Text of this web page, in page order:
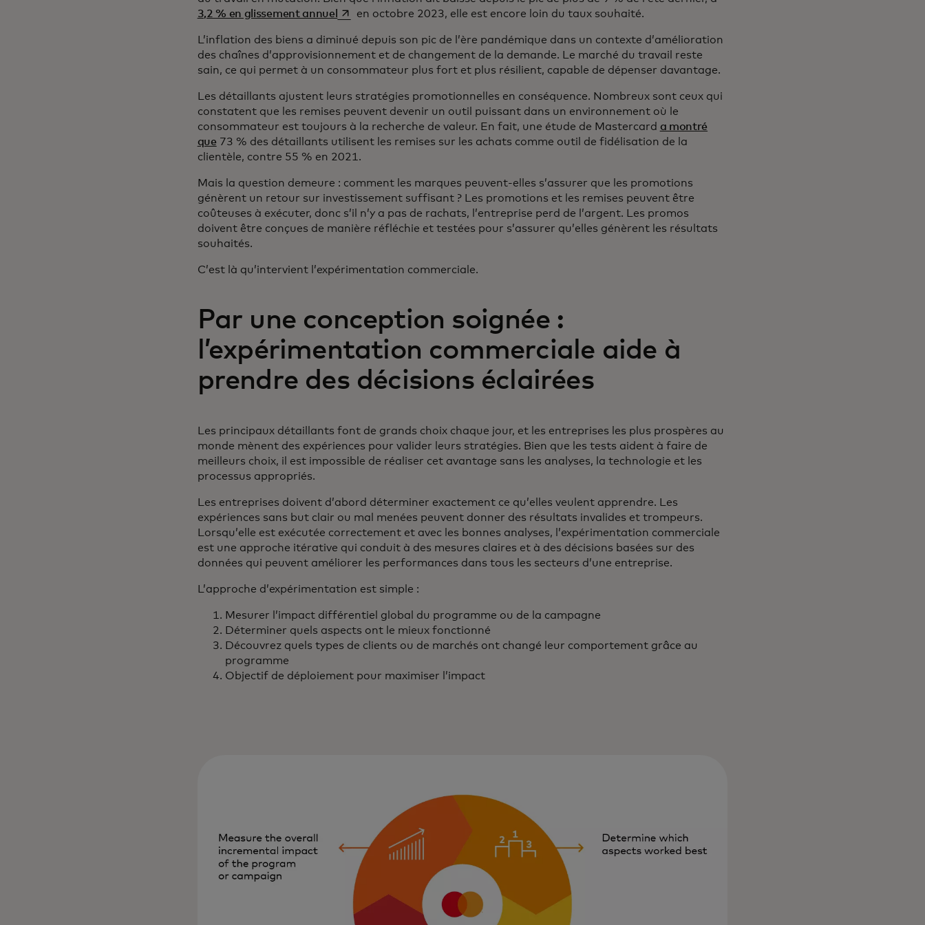
3,2 % en glissement annuel
s’ouvre dans un nouvel onglet
en octobre 2023, elle est encore loin du taux souhaité.
L’inflation des biens a diminué depuis son pic de l’ère pandémique dans un contexte d’amélioration
des chaînes d’approvisionnement et de changement de la demande. Le marché du travail reste
sain, ce qui permet à un consommateur plus fort et plus résilient, capable de dépenser davantage.
Les détaillants ajustent leurs stratégies promotionnelles en conséquence. Nombreux sont ceux qui
constatent que les remises peuvent devenir un outil puissant dans un environnement où le
consommateur est toujours à la recherche de valeur. En fait, une étude de Mastercard a montré
que 73 % des détaillants utilisent les remises sur les achats comme outil de fidélisation de la
clientèle, contre 55 % en 2021.
Mais la question demeure : comment les marques peuvent-elles s’assurer que les promotions
génèrent un retour sur investissement suffisant ? Les promotions et les remises peuvent être
coûteuses à exécuter, donc s’il n’y a pas de rachats, l’entreprise perd de l’argent. Les promos
doivent être conçues de manière réfléchie et testées pour s’assurer qu’elles génèrent les résultats
souhaités.
C’est là qu’intervient l’expérimentation commerciale.
Par une conception soignée :
l’expérimentation commerciale aide à
prendre des décisions éclairées
Les principaux détaillants font de grands choix chaque jour, et les entreprises les plus prospères au
monde mènent des expériences pour valider leurs stratégies. Bien que les tests aident à faire de
meilleurs choix, il est impossible de réaliser cet avantage sans les analyses, la technologie et les
processus appropriés.
Les entreprises doivent d’abord déterminer exactement ce qu’elles veulent apprendre. Les
expériences sans but clair ou mal menées peuvent donner des résultats invalides et trompeurs.
Lorsqu’elle est exécutée correctement et avec les bonnes analyses, l’expérimentation commerciale
est une approche itérative qui conduit à des mesures claires et à des décisions basées sur des
données qui peuvent améliorer les performances dans tous les secteurs d’une entreprise.
L’approche d’expérimentation est simple :
Mesurer l’impact différentiel global du programme ou de la campagne
Déterminer quels aspects ont le mieux fonctionné
Découvrez quels types de clients ou de marchés ont changé leur comportement grâce au
programme
Objectif de déploiement pour maximiser l’impact